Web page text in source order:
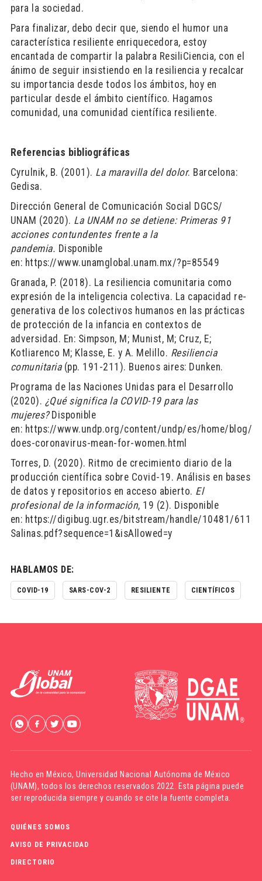
para la sociedad.
Para finalizar, debo decir que, siendo el humor una
característica resiliente enriquecedora, estoy
encantada de compartir la palabra ResiliCiencia, con el
ánimo de seguir insistiendo en la resiliencia y recalcar
su importancia desde todos los ámbitos, hoy en
particular desde el ámbito científico. Hagamos
comunidad, una comunidad científica resiliente.
Referencias bibliográficas
Cyrulnik, B. (2001). La maravilla del dolor. Barcelona:
Gedisa.
Dirección General de Comunicación Social DGCS/
UNAM (2020). La UNAM no se detiene: Primeras 91
acciones contundentes frente a la
pandemia. Disponible
en: https://www.unamglobal.unam.mx/?p=85549
Granada, P. (2018). La resiliencia comunitaria como
expresión de la inteligencia colectiva. La capacidad re-
generativa de los colectivos humanos en las prácticas
de protección de la infancia en contextos de
adversidad. En: Simpson, M; Munist, M; Cruz, E;
Kotliarenco M; Klasse, E. y A. Melillo. Resiliencia
comunitaria(pp. 191-211). Buenos aires: Dunken.
Programa de las Naciones Unidas para el Desarrollo
(2020). ¿Qué significa la COVID-19 para las
mujeres? Disponible
en: https://www.undp.org/content/undp/es/home/blog/
does-coronavirus-mean-for-women.html
Torres, D. (2020). Ritmo de crecimiento diario de la
producción científica sobre Covid-19. Análisis en bases
de datos y repositorios en acceso abierto. El
profesional de la información, 19 (2). Disponible
en: https://digibug.ugr.es/bitstream/handle/10481/
Salinas.pdf?sequence=1&isAllowed=y
HABLAMOS DE:
COVID-19 SARS-COV-2 RESILIENTE CIENTÍFICOS
Hecho en México,Universidad Nacional Autónoma de México
(UNAM), todos los derechos reservados 2022. Esta página puede
ser reproducida siempre y cuando se cite la fuente completa.
QUIÉNES SOMOS
AVISO DE PRIVACIDAD
DIRECTORIO